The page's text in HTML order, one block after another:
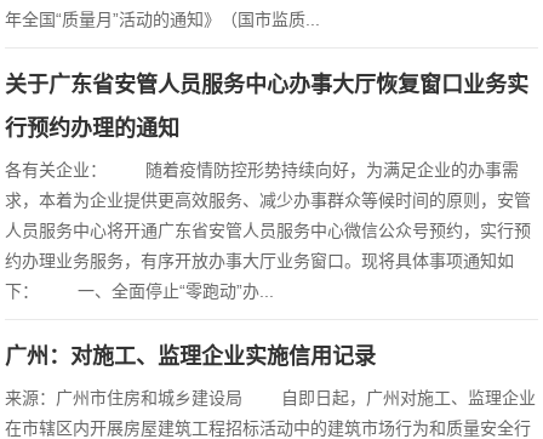
年全国“质量月”活动的通知》（国市监质...
关于广东省安管人员服务中心办事大厅恢复窗口业务实
行预约办理的通知
各有关企业： 随着疫情防控形势持续向好，为满足企业的办事需
求，本着为企业提供更高效服务、减少办事群众等候时间的原则，安管
人员服务中心将开通广东省安管人员服务中心微信公众号预约，实行预
约办理业务服务，有序开放办事大厅业务窗口。现将具体事项通知如
下： 一、全面停止“零跑动”办...
广州：对施工、监理企业实施信用记录
来源：广州市住房和城乡建设局 自即日起，广州对施工、监理企业
在市辖区内开展房屋建筑工程招标活动中的建筑市场行为和质量安全行